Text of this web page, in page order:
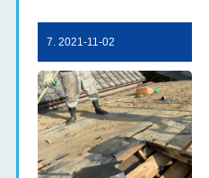
7. 2021-11-02